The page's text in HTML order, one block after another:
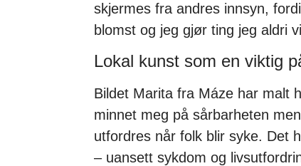
skjermes fra andres innsyn,
blomst og jeg gjør ting jeg aldri
Lokal kunst som en viktig
Bildet Marita fra Máze har malt
minnet meg på sårbarheten
utfordres når folk blir syke. Det
– uansett sykdom og